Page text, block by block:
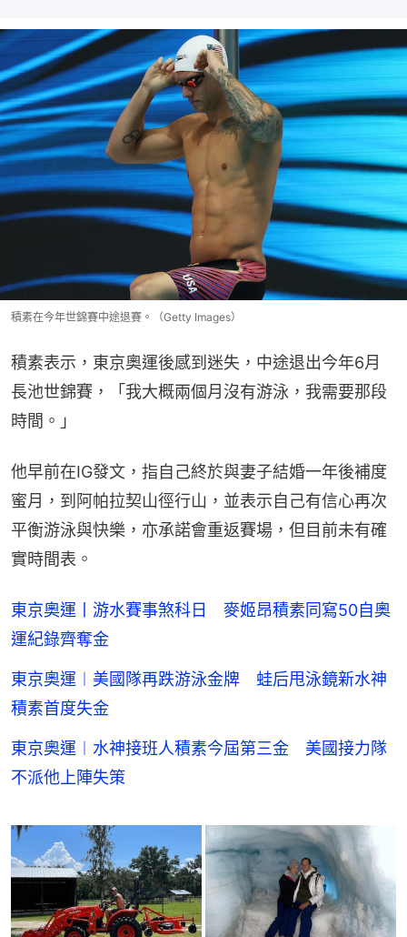
積素在今年世錦賽中途退賽。（Getty Images）
積素表示，東京奧運後感到迷失，中途退出今年6月
長池世錦賽，「我大概兩個月沒有游泳，我需要那段
時間。」
他早前在IG發文，指自己終於與妻子結婚一年後補度
蜜月，到阿帕拉契山徑行山，並表示自己有信心再次
平衡游泳與快樂，亦承諾會重返賽場，但目前未有確
實時間表。
東京奧運丨游水賽事煞科日 麥姬昂積素同寫50自奧
運紀錄齊奪金
東京奧運︱美國隊再跌游泳金牌 蛙后甩泳鏡新水神
積素首度失金
東京奧運︱水神接班人積素今屆第三金 美國接力隊
不派他上陣失策